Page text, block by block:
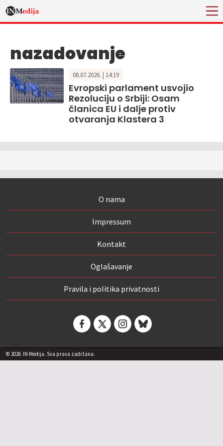
nazadovanje
08.07.2026. | 14:19
Evropski parlament usvojio
Rezoluciju o Srbiji: Osam
članica EU i dalje protiv
otvaranja Klastera 3
O nama
Impressum
Kontakt
Oglašavanje
Pravila i politika privatnosti
© 2026 IN Medija. Sva prava zadržana.